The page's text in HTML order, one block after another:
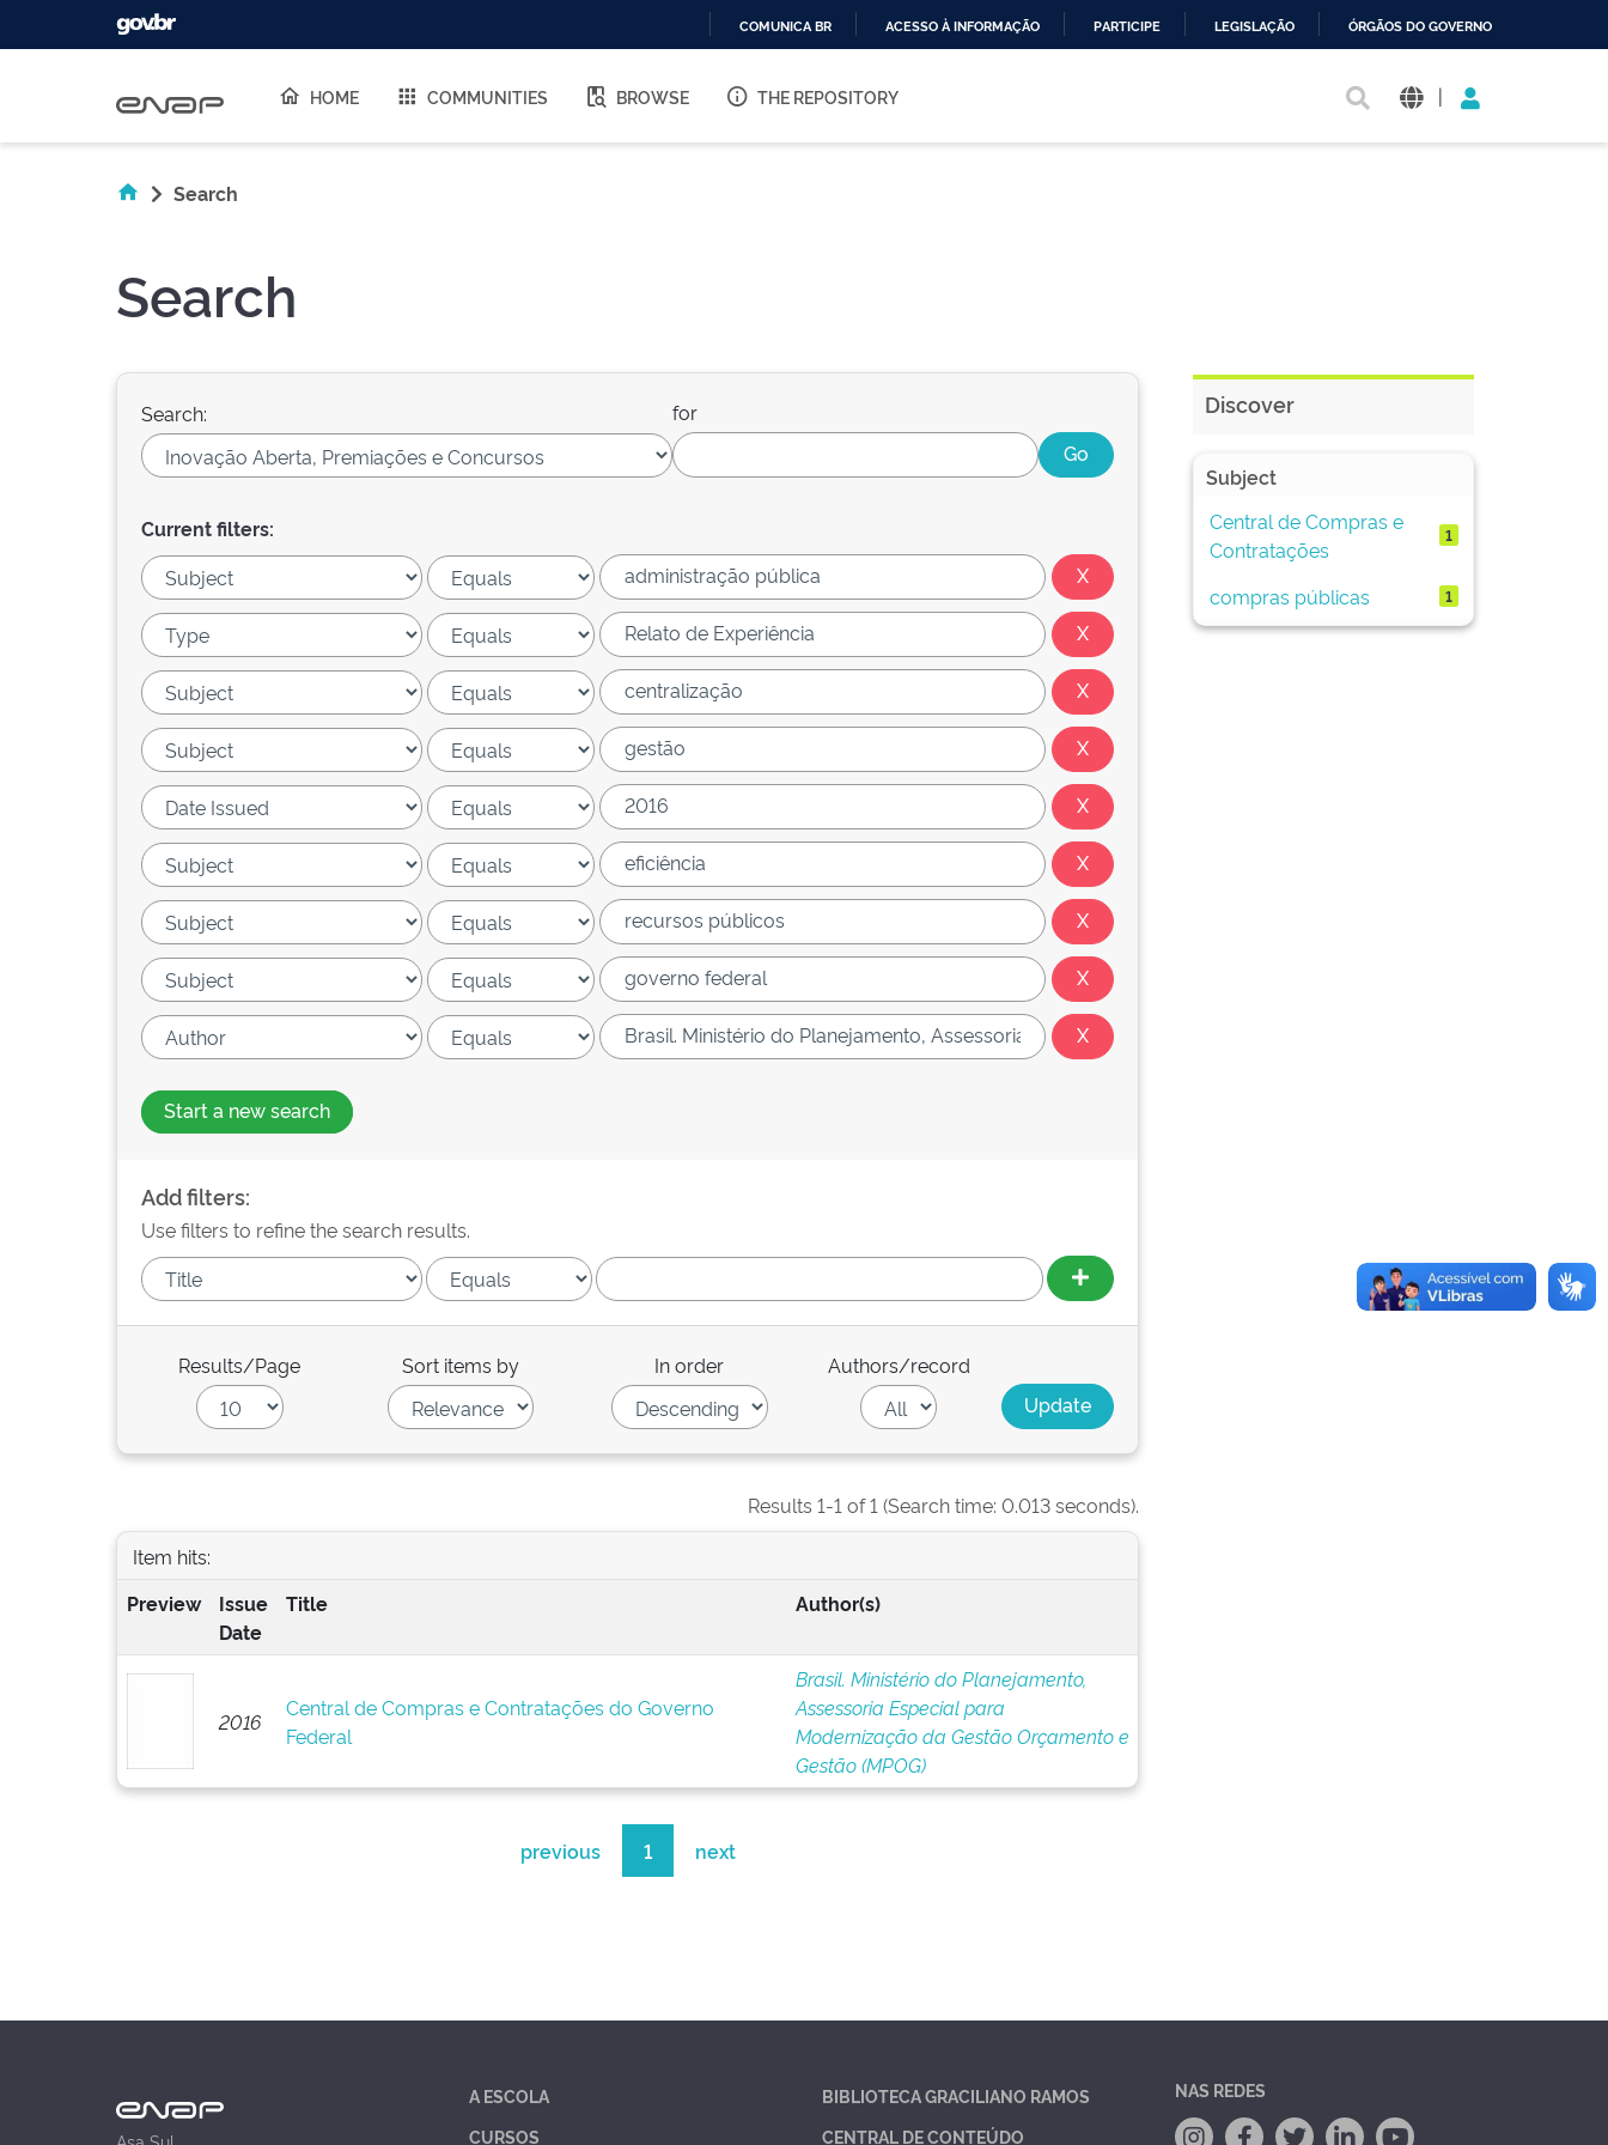
O
COMUNICA BR ACESSO À INFORMAÇÃO PARTICIPE LEGISLAÇÃO ÓRGÃOS DO GOVERNO
HOME COMMUNITIES BROWSE THE REPOSITORY |
Search
Search
Search: for
Current filters:
Start a new search
Add filters:
Use filters to refine the search results.
Results/Page Sort items by In order Authors/record
Results 1-1 of 1 (Search time: 0.013 seconds).
Item hits:
Preview
Issue
Date
Title Author(s)
2016
Central de Compras e Contratações do Governo
Federal
Brasil. Ministério do Planejamento,
Assessoria Especial para
Modernização da Gestão Orçamento e
Gestão (MPOG)
previous 1 next
Discover
Subject
Central de Compras e
Contratações
1
compras públicas 1
A ESCOLA
CURSOS
BIBLIOTECA GRACILIANO RAMOS
CENTRAL DE CONTEÚDO
NAS REDES